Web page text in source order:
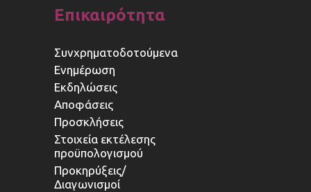
Επικαιρότητα
Συνχρηματοδοτούμενα
Ενημέρωση
Εκδηλώσεις
Αποφάσεις
Προσκλήσεις
Στοιχεία εκτέλεσης
προϋπολογισμού
Προκηρύξεις/
Διαγωνισμοί